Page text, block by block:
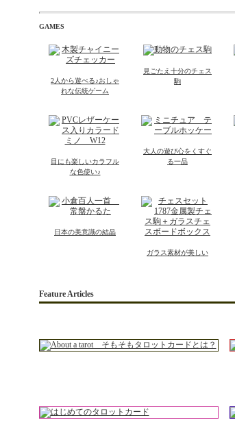
GAMES
2人から遊べる♪おしゃ
れな伝統ゲーム
見ごたえ十分のチェス
駒
目にも楽しいカラフル
な色使い♪
大人の遊び心をくすぐ
る一品
日本の美意識の結晶
ガラス素材が美しい
Feature Articles